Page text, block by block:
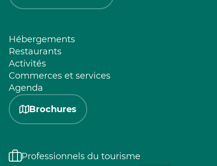
Hébergements
Restaurants
Activités
Commerces et services
Agenda
Brochures
Professionnels du tourisme